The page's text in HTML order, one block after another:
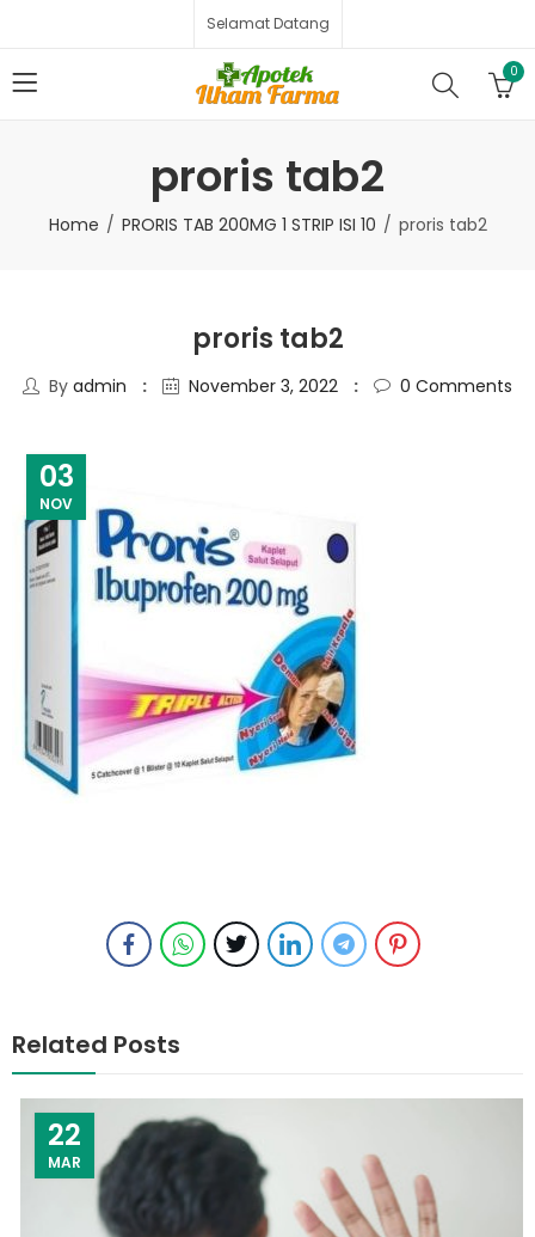
Selamat Datang
0
proris tab2
Home PRORIS TAB 200MG 1 STRIP ISI 10 proris tab2
proris tab2
By admin November 3, 2022 0 Comments
03
NOV
Related Posts
22
MAR